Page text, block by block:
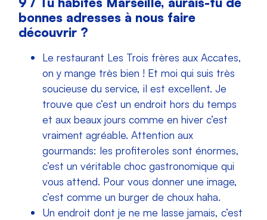
bonnes adresses à nous faire
découvrir ?
Le restaurant Les Trois frères aux Accates,
on y mange très bien ! Et moi qui suis très
soucieuse du service, il est excellent. Je
trouve que c’est un endroit hors du temps
et aux beaux jours comme en hiver c’est
vraiment agréable. Attention aux
gourmands: les profiteroles sont énormes,
c’est un véritable choc gastronomique qui
vous attend. Pour vous donner une image,
c’est comme un burger de choux haha.
Un endroit dont je ne me lasse jamais, c’est